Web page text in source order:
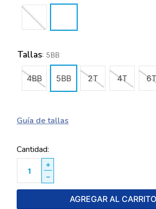
Tallas: 5BB
4BB 5BB 2T 4T 6T
Guía de tallas
Cantidad
＋
－
AGREGAR AL CARRITO